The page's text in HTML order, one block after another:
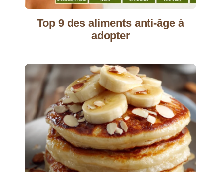
Top 9 des aliments anti-âge à
adopter